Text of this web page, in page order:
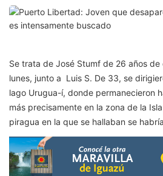
Se trata de José Stumf de 26 años
lunes, junto a Luis S. De 33, se
lago Urugua-í, donde permanecieron
más precisamente en la zona de la
piragua en la que se hallaban se